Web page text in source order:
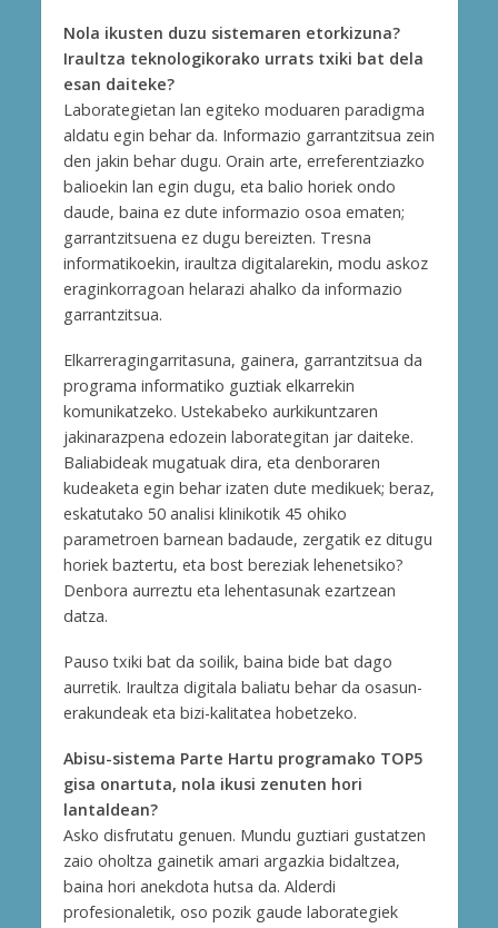
Nola ikusten duzu sistemaren etorkizuna?
Iraultza teknologikorako urrats txiki bat dela
esan daiteke?
Laborategietan lan egiteko moduaren paradigma
aldatu egin behar da. Informazio garrantzitsua zein
den jakin behar dugu. Orain arte, erreferentziazko
balioekin lan egin dugu, eta balio horiek ondo
daude, baina ez dute informazio osoa ematen;
garrantzitsuena ez dugu bereizten. Tresna
informatikoekin, iraultza digitalarekin, modu askoz
eraginkorragoan helarazi ahalko da informazio
garrantzitsua.
Elkarreragingarritasuna, gainera, garrantzitsua da
programa informatiko guztiak elkarrekin
komunikatzeko. Ustekabeko aurkikuntzaren
jakinarazpena edozein laborategitan jar daiteke.
Baliabideak mugatuak dira, eta denboraren
kudeaketa egin behar izaten dute medikuek; beraz,
eskatutako 50 analisi klinikotik 45 ohiko
parametroen barnean badaude, zergatik ez ditugu
horiek baztertu, eta bost bereziak lehenetsiko?
Denbora aurreztu eta lehentasunak ezartzean
datza.
Pauso txiki bat da soilik, baina bide bat dago
aurretik. Iraultza digitala baliatu behar da osasun-
erakundeak eta bizi-kalitatea hobetzeko.
Abisu-sistema Parte Hartu programako TOP5
gisa onartuta, nola ikusi zenuten hori
lantaldean?
Asko disfrutatu genuen. Mundu guztiari gustatzen
zaio oholtza gainetik amari argazkia bidaltzea,
baina hori anekdota hutsa da. Alderdi
profesionaletik, oso pozik gaude laborategiek